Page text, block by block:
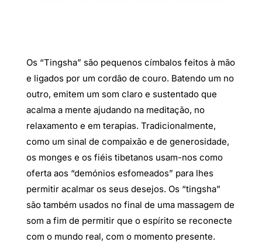
Os “Tingsha” são pequenos címbalos feitos à mão
e ligados por um cordão de couro. Batendo um no
outro, emitem um som claro e sustentado que
acalma a mente ajudando na meditação, no
relaxamento e em terapias. Tradicionalmente,
como um sinal de compaixão e de generosidade,
os monges e os fiéis tibetanos usam-nos como
oferta aos “demónios esfomeados” para lhes
permitir acalmar os seus desejos. Os “tingsha”
são também usados no final de uma massagem de
som a fim de permitir que o espírito se reconecte
com o mundo real, com o momento presente.